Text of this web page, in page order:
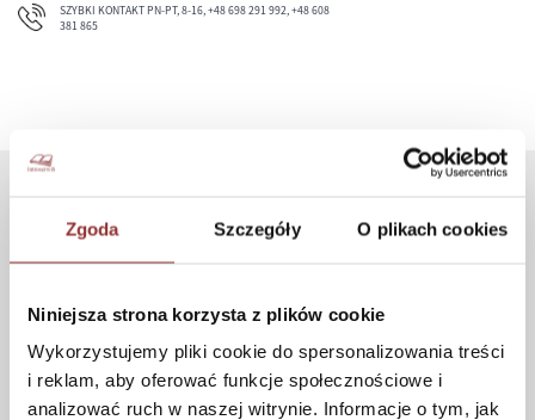
Zgoda Szczegóły O plikach cookies
Niniejsza strona korzysta z plików cookie
Wykorzystujemy pliki cookie do spersonalizowania treści
i reklam, aby oferować funkcje społecznościowe i
analizować ruch w naszej witrynie. Informacje o tym, jak
SZYBKI KONTAKT PN-PT, 8-16, +48 698 291 992, +48 608
381 865
ZAKUPY
Formy płatności
Koszt dostawy
Informacje techniczne